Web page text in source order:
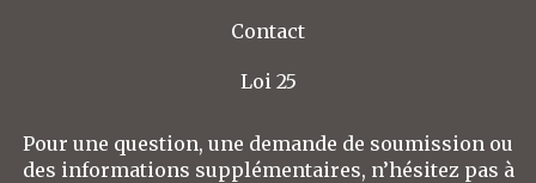
Contact
Loi 25
Pour une question, une demande de soumission ou
des informations supplémentaires, n’hésitez pas à